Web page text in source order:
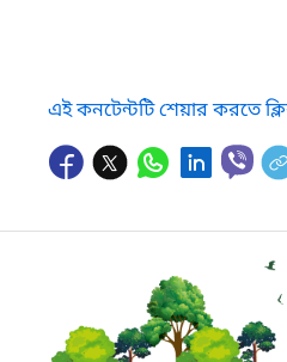
এই কনটেন্টটি শেয়ার করতে